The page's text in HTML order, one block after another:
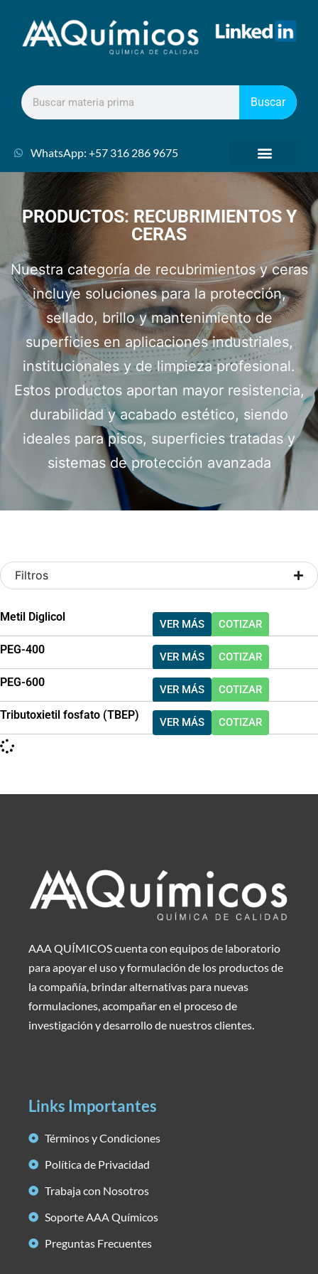
Buscar
WhatsApp: +57 316 286 9675
PRODUCTOS: RECUBRIMIENTOS Y
CERAS
Nuestra categoría de recubrimientos y ceras
incluye soluciones para la protección,
sellado, brillo y mantenimiento de
superficies en aplicaciones industriales,
institucionales y de limpieza profesional.
Estos productos aportan mayor resistencia,
durabilidad y acabado estético, siendo
ideales para pisos, superficies tratadas y
sistemas de protección avanzada
Filtros
Metil Diglicol
VER MÁS COTIZAR
PEG-400
VER MÁS COTIZAR
PEG-600
VER MÁS COTIZAR
Tributoxietil fosfato (TBEP)
VER MÁS COTIZAR
AAA QUÍMICOS cuenta con equipos de laboratorio
para apoyar el uso y formulación de los productos de
la compañía, brindar alternativas para nuevas
formulaciones, acompañar en el proceso de
investigación y desarrollo de nuestros clientes.
Links Importantes
Términos y Condiciones
Política de Privacidad
Trabaja con Nosotros
Soporte AAA Químicos
Preguntas Frecuentes